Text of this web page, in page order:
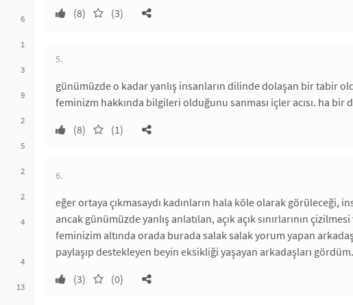
6
1
3
9
2
5
2
2
4
4
13
(8)
(3)
5.
günümüzde o kadar yanlış insanların dilinde dolaşan bir tabir
feminizm hakkında bilgileri olduğunu sanması içler acısı. ha
(8)
(1)
6.
eğer ortaya çıkmasaydı kadınların hala köle olarak görüleceği,
ancak günümüzde yanlış anlatılan, açık açık sınırlarının
feminizim altında orada burada salak salak yorum yapan
paylaşıp destekleyen beyin eksikliği yaşayan arkadaşları
(3)
(0)